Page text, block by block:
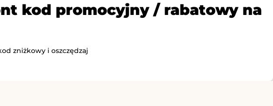
kod promocyjny / rabatowy na
zniżkowy i oszczędzaj